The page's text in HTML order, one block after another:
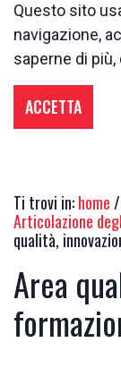
Questo sito
navigazione,
saperne di
ACCETTA
Ti trovi in:home /
Articolazione
qualità,
Area